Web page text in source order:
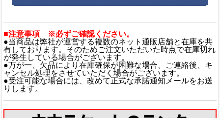
■注意事項 ※必ずご確認ください。
●当商品は弊社が運営する複数のネット通販店舗と在庫を共
有しております。そのためご注文いただいた時点で在庫切れ
が発生している場合がございます。
●万が一、欠品により在庫確保が困難な場合、ご連絡後、キ
ャンセル処理をさせていただく場合がございます。
●受注可能な場合には、改めて正式な承諾通知メールをお送
りします。